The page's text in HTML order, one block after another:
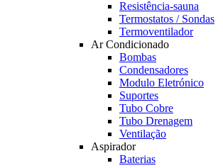
Resistência-sauna
Termostatos / Sondas
Termoventilador
Ar Condicionado
Bombas
Condensadores
Modulo Eletrónico
Suportes
Tubo Cobre
Tubo Drenagem
Ventilação
Aspirador
Baterias